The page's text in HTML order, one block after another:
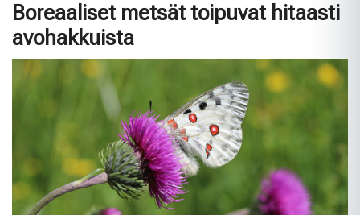
Boreaaliset metsät toipuvat hitaasti
avohakkuista